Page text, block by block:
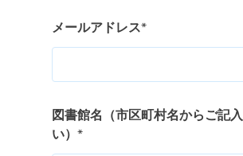
メールアドレス*
図書館名（市区町村名からご記
い） *